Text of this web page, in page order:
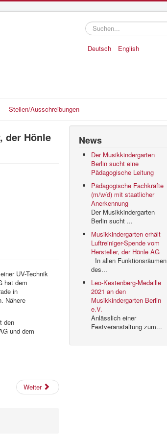
Suchen...
Deutsch English
Stellen/Ausschreibungen
der Hönle
UV-Technik
hat dem
in
Nähere
den
und dem
Weiter
News
Der Musikkindergarten
Berlin sucht eine
Pädagogische Leitung
Pädagogische Fachkräfte
(m/w/d) mit staatlicher
Anerkennung
Der Musikkindergarten
Berlin sucht ...
Musikkindergarten erhält
Luftreiniger-Spende vom
Hersteller, der Hönle AG
In allen Funktionsräumen
des...
Leo-Kestenberg-Medaille
2021 an den
Musikkindergarten Berlin
e.V.
Anlässlich einer
Festveranstaltung zum...